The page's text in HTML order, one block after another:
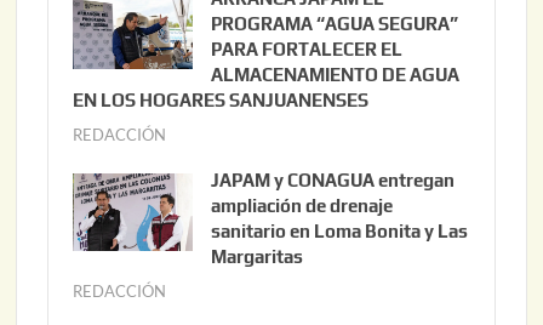
3
,
2
0
i
o
2
2
0
PROGRAMA “AGUA SEGURA”
PARA FORTALECER EL
ALMACENAMIENTO DE AGUA
EN LOS HOGARES SANJUANENSES
REDACCIÓN
l
i
o
JAPAM y CONAGUA entregan
ampliación de drenaje
sanitario en Loma Bonita y Las
Margaritas
REDACCIÓN